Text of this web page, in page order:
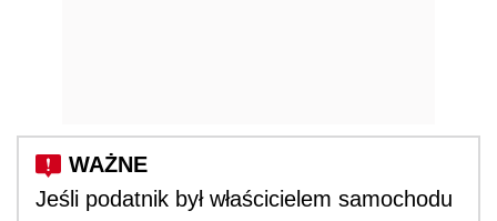
Jeśli podatnik był właścicielem samochodu